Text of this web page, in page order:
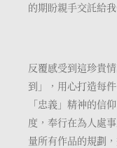
的期盼親手交託給我
反覆感受到這珍貴
到」，用心打造每
「忠義」精神的信
度，奉行在為人處
量所有作品的規劃